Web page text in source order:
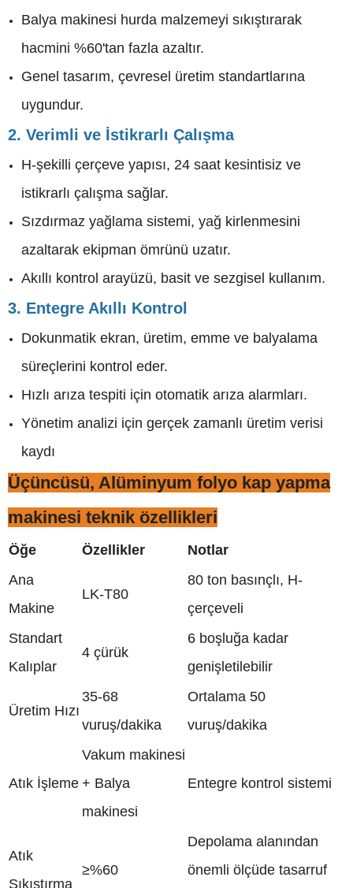
Balya makinesi hurda malzemeyi sıkıştırarak
hacmini %60'tan fazla azaltır.
Genel tasarım, çevresel üretim standartlarına
uygundur.
2. Verimli ve İstikrarlı Çalışma
H-şekilli çerçeve yapısı, 24 saat kesintisiz ve
istikrarlı çalışma sağlar.
Sızdırmaz yağlama sistemi, yağ kirlenmesini
azaltarak ekipman ömrünü uzatır.
Akıllı kontrol arayüzü, basit ve sezgisel kullanım.
3. Entegre Akıllı Kontrol
Dokunmatik ekran, üretim, emme ve balyalama
süreçlerini kontrol eder.
Hızlı arıza tespiti için otomatik arıza alarmları.
Yönetim analizi için gerçek zamanlı üretim verisi
kaydı
Üçüncüsü, Alüminyum folyo kap yapma
makinesi teknik özellikleri
Öğe Özellikler
Notlar
Ana
Makine
LK-T80
80 ton basınçlı, H-
çerçeveli
Standart
Kalıplar
4 çürük
6 boşluğa kadar
genişletilebilir
Üretim Hızı
35-68
vuruş/dakika
Ortalama 50
vuruş/dakika
Atık İşleme
Vakum makinesi
+ Balya
makinesi
Entegre kontrol sistemi
Atık
Sıkıştırma
≥%60
Depolama alanından
önemli ölçüde tasarruf